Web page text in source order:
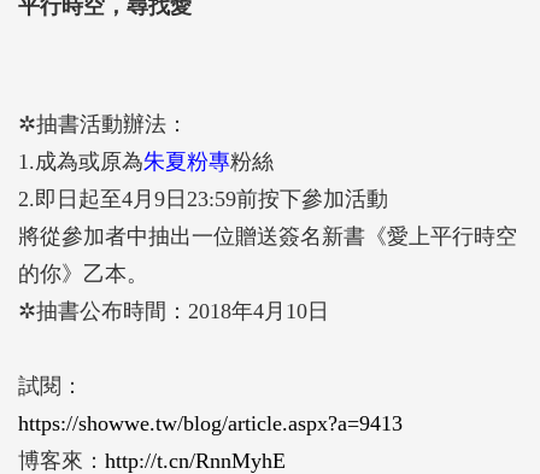
平行時空，尋找愛
✲抽書活動辦法：
1.成為或原為朱夏粉專粉絲
2.即日起至4月9日23:59前按下參加活動
將從參加者中抽出一位贈送簽名新書《愛上平行時空
的你》 乙本。
✲抽書公布時間：2018年4月10日
試閱：
https://showwe.tw/blog/article.aspx?a=9413
博客來： http://t.cn/RnnMyhE